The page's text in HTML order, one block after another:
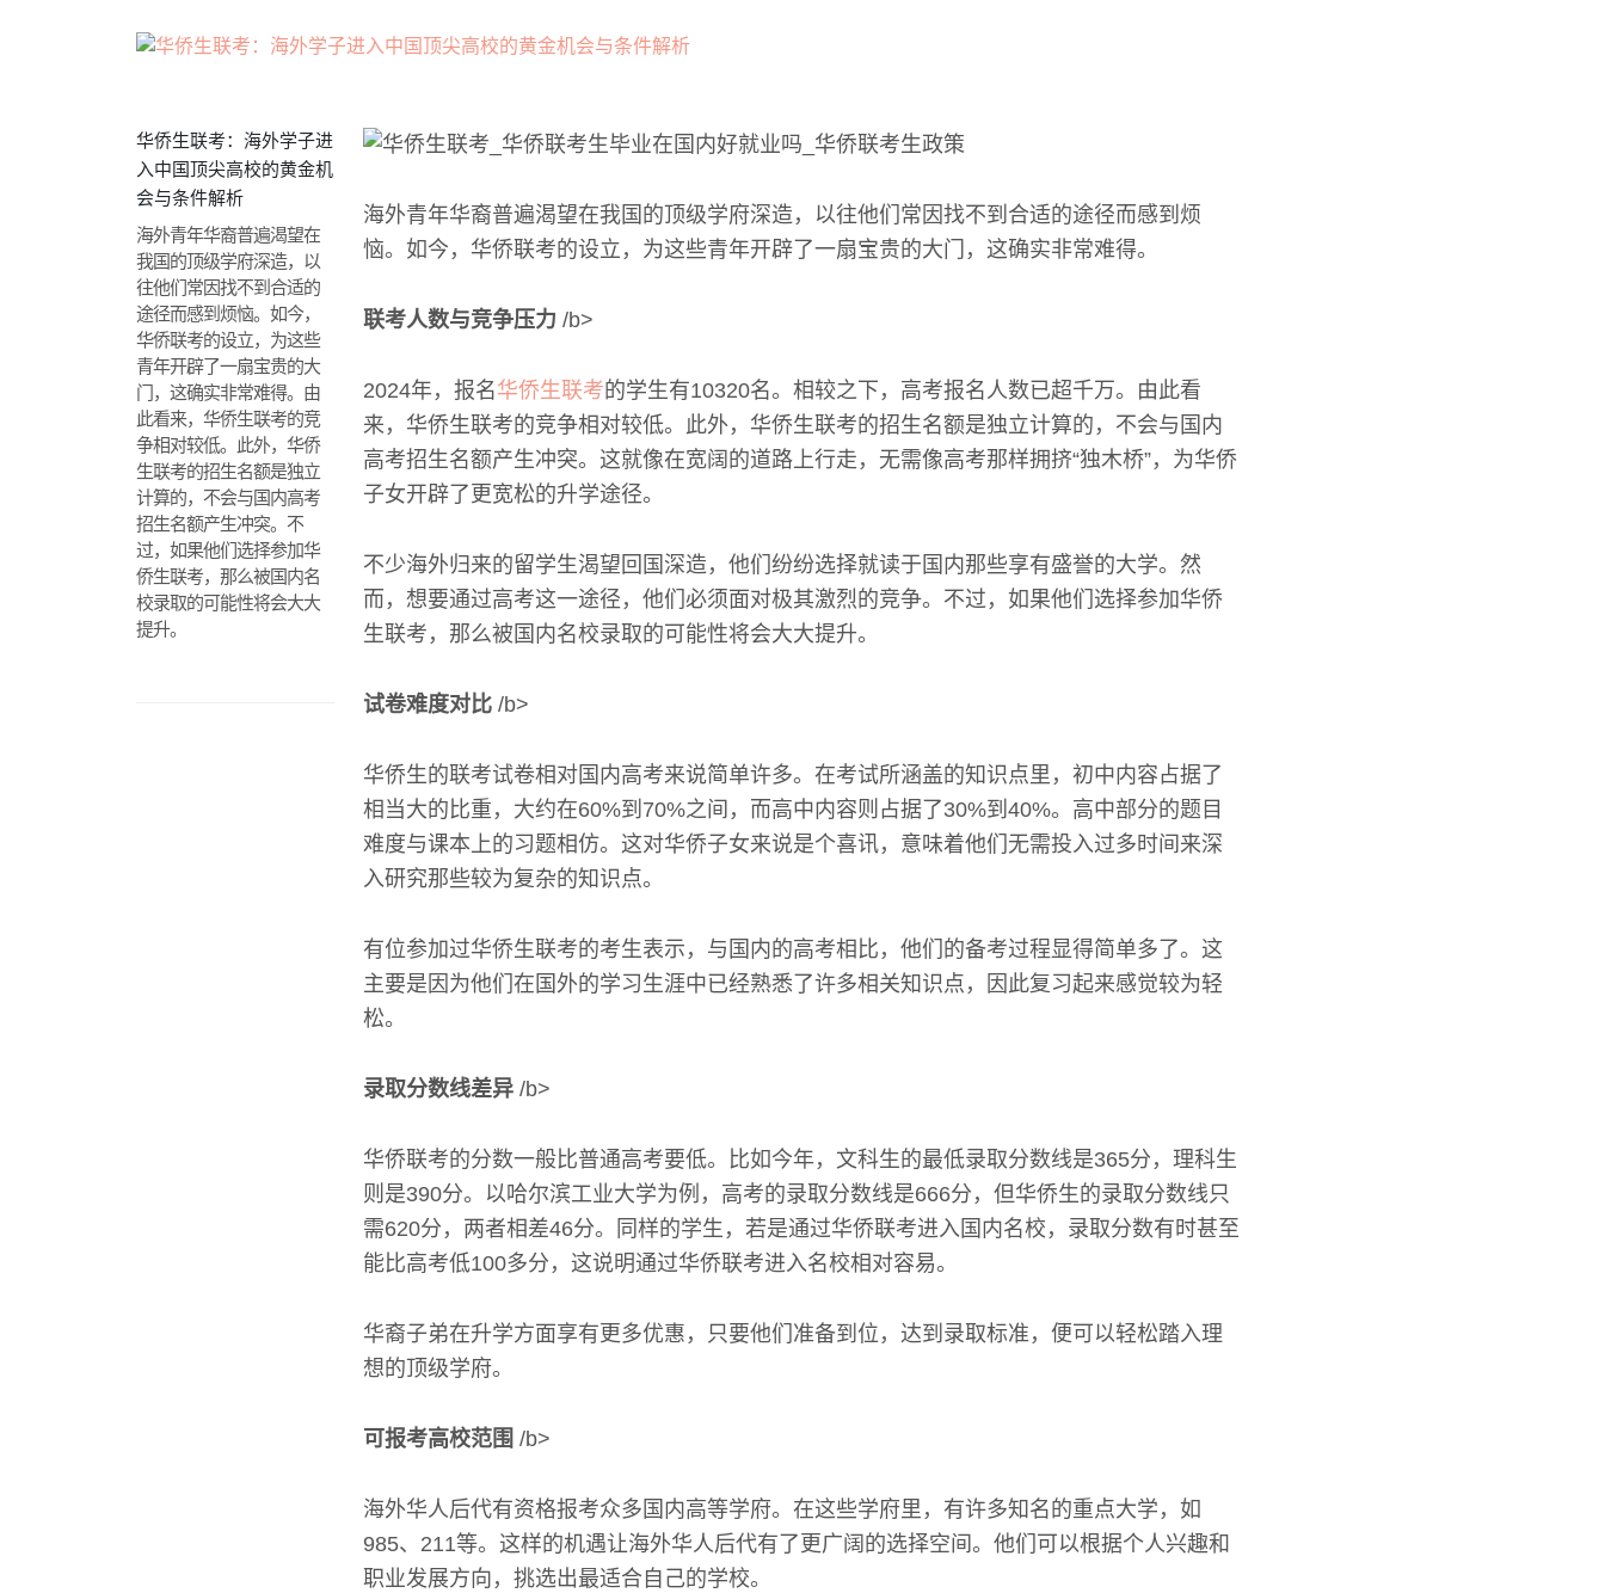
华侨生联考：海外学子进
入中国顶尖高校的黄金机
会与条件解析
海外青年华裔普遍渴望在
我国的顶级学府深造，以
往他们常因找不到合适的
途径而感到烦恼。如今，
华侨联考的设立，为这些
青年开辟了一扇宝贵的大
门，这确实非常难得。由
此看来，华侨生联考的竞
争相对较低。此外，华侨
生联考的招生名额是独立
计算的，不会与国内高考
招生名额产生冲突。不
过，如果他们选择参加华
侨生联考，那么被国内名
校录取的可能性将会大大
提升。
海外青年华裔普遍渴望在我国的顶级学府深造，以往他们常因找不到合适的途径而感到烦
恼。如今，华侨联考的设立，为这些青年开辟了一扇宝贵的大门，这确实非常难得。
联考人数与竞争压力 /b>
2024年，报名华侨生联考的学生有10320名。相较之下，高考报名人数已超千万。由此看
来，华侨生联考的竞争相对较低。此外，华侨生联考的招生名额是独立计算的，不会与国内
高考招生名额产生冲突。这就像在宽阔的道路上行走，无需像高考那样拥挤“独木桥”，为华侨
子女开辟了更宽松的升学途径。
不少海外归来的留学生渴望回国深造，他们纷纷选择就读于国内那些享有盛誉的大学。然
而，想要通过高考这一途径，他们必须面对极其激烈的竞争。不过，如果他们选择参加华侨
生联考，那么被国内名校录取的可能性将会大大提升。
试卷难度对比 /b>
华侨生的联考试卷相对国内高考来说简单许多。在考试所涵盖的知识点里，初中内容占据了
相当大的比重，大约在60%到70%之间，而高中内容则占据了30%到40%。高中部分的题目
难度与课本上的习题相仿。这对华侨子女来说是个喜讯，意味着他们无需投入过多时间来深
入研究那些较为复杂的知识点。
有位参加过华侨生联考的考生表示，与国内的高考相比，他们的备考过程显得简单多了。这
主要是因为他们在国外的学习生涯中已经熟悉了许多相关知识点，因此复习起来感觉较为轻
松。
录取分数线差异 /b>
华侨联考的分数一般比普通高考要低。比如今年，文科生的最低录取分数线是365分，理科生
则是390分。以哈尔滨工业大学为例，高考的录取分数线是666分，但华侨生的录取分数线只
需620分，两者相差46分。同样的学生，若是通过华侨联考进入国内名校，录取分数有时甚至
能比高考低100多分，这说明通过华侨联考进入名校相对容易。
华裔子弟在升学方面享有更多优惠，只要他们准备到位，达到录取标准，便可以轻松踏入理
想的顶级学府。
可报考高校范围 /b>
海外华人后代有资格报考众多国内高等学府。在这些学府里，有许多知名的重点大学，如
985、211等。这样的机遇让海外华人后代有了更广阔的选择空间。他们可以根据个人兴趣和
职业发展方向，挑选出最适合自己的学校。